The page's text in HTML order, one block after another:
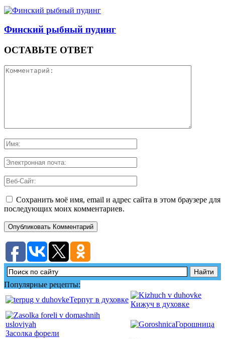
Финский рыбный пудинг
ОСТАВЬТЕ ОТВЕТ
Сохранить моё имя, email и адрес сайта в этом браузере для
последующих моих комментариев.
Популярные рецепты:
Терпуг в духовке
Кижуч в духовке
Засолка форели
Горошница